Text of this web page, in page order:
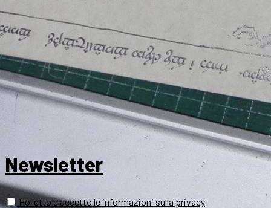
Newsletter
Ho letto e accetto le informazioni sulla privacy